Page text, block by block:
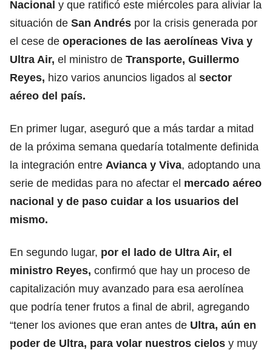
Nacional y que ratificó este miércoles para aliviar la
situación de San Andrés por la crisis generada por
el cese de operaciones de las aerolíneas Viva y
Ultra Air, el ministro de Transporte, Guillermo
Reyes, hizo varios anuncios ligados al sector
aéreo del país.
En primer lugar, aseguró que a más tardar a mitad
de la próxima semana quedaría totalmente definida
la integración entre Avianca y Viva, adoptando una
serie de medidas para no afectar el mercado aéreo
nacional y de paso cuidar a los usuarios del
mismo.
En segundo lugar, por el lado de Ultra Air, el
ministro Reyes, confirmó que hay un proceso de
capitalización muy avanzado para esa aerolínea
que podría tener frutos a final de abril, agregando
“tener los aviones que eran antes de Ultra, aún en
poder de Ultra, para volar nuestros cielos y muy